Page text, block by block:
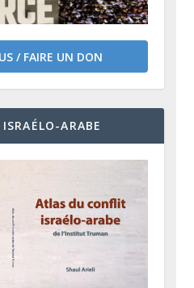
/ FAIRE UN DON
ARABE